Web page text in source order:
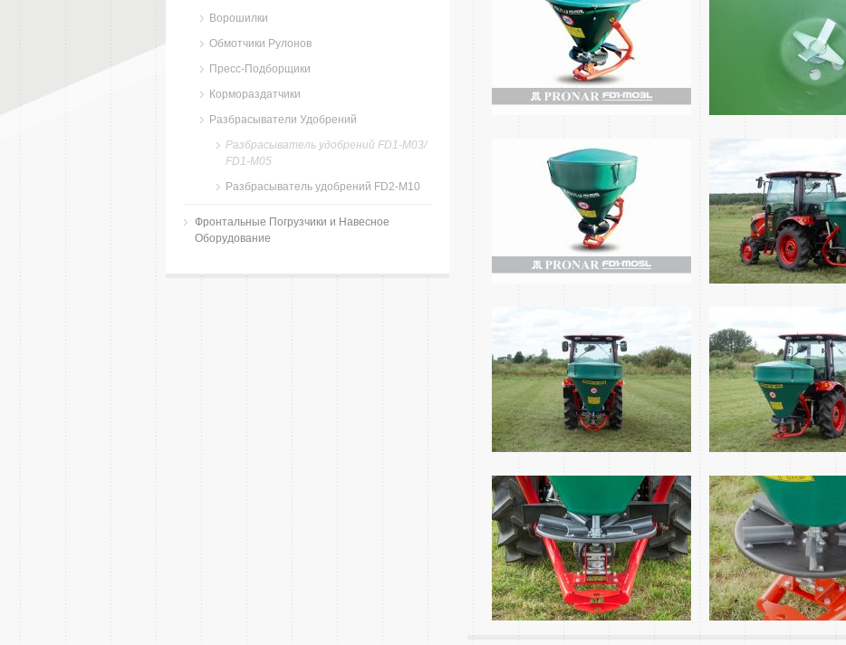
Ворошилки
Обмотчики Рулонов
Пресс-Подборщики
Кормораздатчики
Разбрасыватели Удобрений
Pазбрасыватель удобрений FD1-M03/
FD1-M05
Pазбрасыватель удобрений FD2-M10
Фронтальные Погрузчики и Навесное
Оборудование